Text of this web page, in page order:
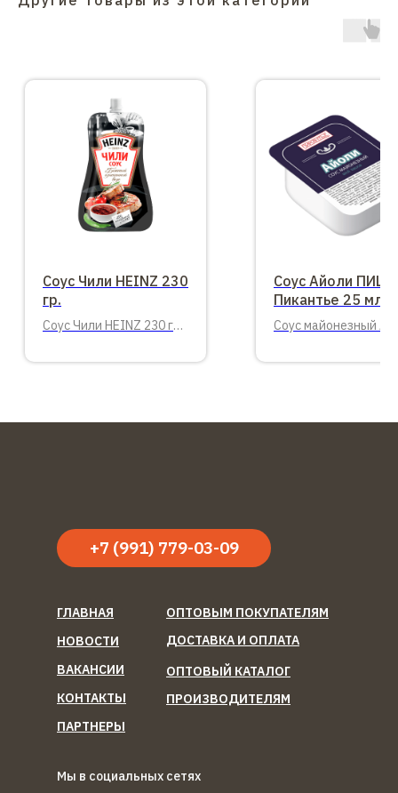
Соус Чили HEINZ 230
гр.
Соус Чили HEINZ 230 гр.
Соус Айоли
Пикантье 25 мл.
Соус майонезный
Мы в социальных сетях
ГЛАВНАЯ
НОВОСТИ
ВАКАНСИИ
КОНТАКТЫ
ПАРТНЕРЫ
ОПТОВЫМ ПОКУПАТЕЛЯМ
ДОСТАВКА И ОПЛАТА
ОПТОВЫЙ КАТАЛОГ
ПРОИЗВОДИТЕЛЯМ
+7 (991) 779-03-09